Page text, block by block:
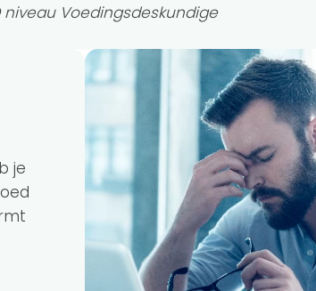
niveau Voedingsdeskundige
je